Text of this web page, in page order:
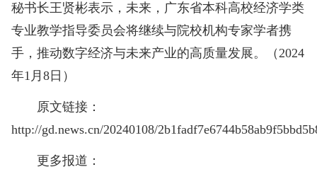
秘书长王贤彬表示，未来，广东省本科高校经济学类
专业教学指导委员会将继续与院校机构专家学者携
手，推动数字经济与未来产业的高质量发展。（2024
年1月8日）
原文链接：
http://gd.news.cn/20240108/
更多报道：